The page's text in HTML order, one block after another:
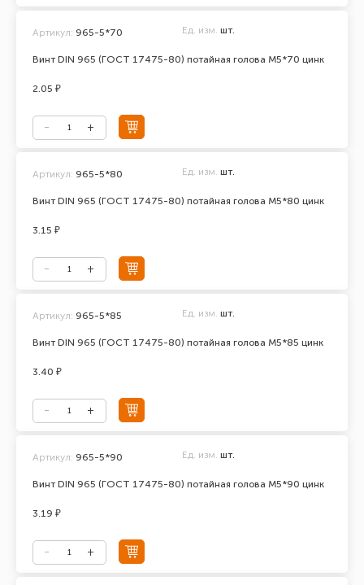
Винт DIN 965 (ГОСТ 17475-80) потайная голова М5*70 цинк
Артикул: 965-5*70 Ед. изм. шт.
2.05 ₽
Винт DIN 965 (ГОСТ 17475-80) потайная голова М5*80 цинк
Артикул: 965-5*80 Ед. изм. шт.
3.15 ₽
Винт DIN 965 (ГОСТ 17475-80) потайная голова М5*85 цинк
Артикул: 965-5*85 Ед. изм. шт.
3.40 ₽
Винт DIN 965 (ГОСТ 17475-80) потайная голова М5*90 цинк
Артикул: 965-5*90 Ед. изм. шт.
3.19 ₽